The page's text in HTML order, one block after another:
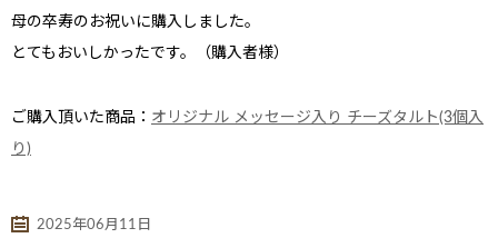
母の卒寿のお祝い に購入しました。
とてもおいしかったです。（購入者様）
ご購入頂いた商品： オリジナル メッセージ入り チーズタルト(3個入
り)
2025年06月11日